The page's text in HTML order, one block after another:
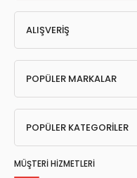
ALIŞVERİŞ
POPÜLER MARKALAR
POPÜLER KATEGORİLER
MÜŞTERİ HİZMETLERİ